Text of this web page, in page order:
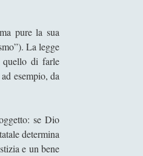
pure la sua
La legge
quello di farle
esempio, da
se Dio
determina
e un bene